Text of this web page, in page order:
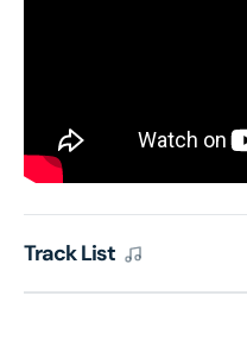
Track List